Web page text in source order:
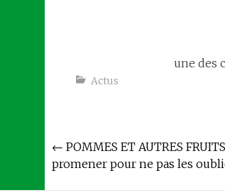
une des
Actus
Navigation
de
← POMMES ET AUTRES
promener pour ne pas les